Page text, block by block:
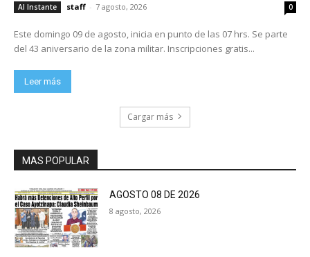
Al Instante staff - 7 agosto, 2026 0
Este domingo 09 de agosto, inicia en punto de las 07 hrs. Se parte
del 43 aniversario de la zona militar. Inscripciones gratis...
Leer más
Cargar más
MAS POPULAR
AGOSTO 08 DE 2026
8 agosto, 2026